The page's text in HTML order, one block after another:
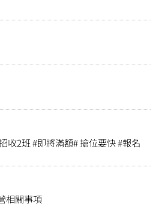
收2班 #即將滿額# 搶位要快 #報名
相關事項